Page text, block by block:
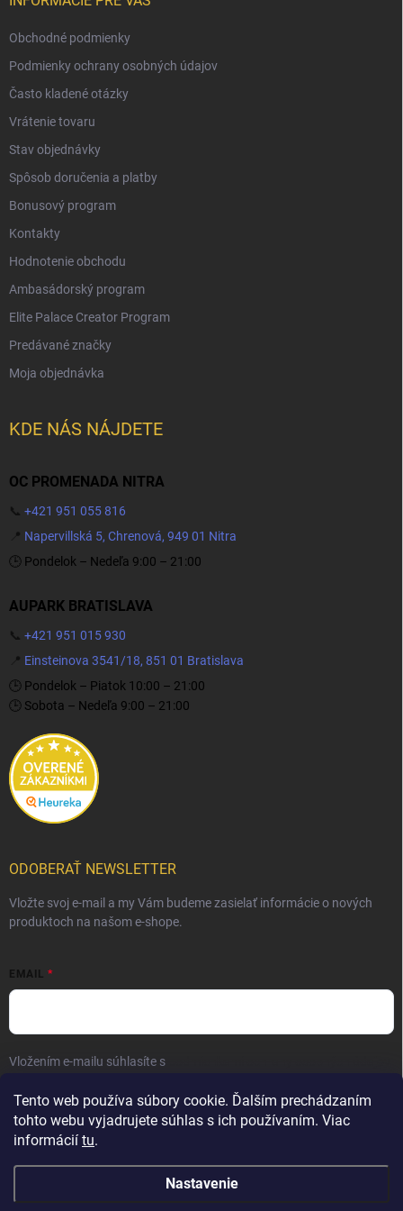
Tento web používa súbory cookie. Ďalším prechádzaním
tohto webu vyjadrujete súhlas s ich používaním. Viac
informácií tu.
Nastavenie
Obchodné podmienky
Podmienky ochrany osobných údajov
Často kladené otázky
Vrátenie tovaru
Stav objednávky
Spôsob doručenia a platby
Bonusový program
Kontakty
Hodnotenie obchodu
Ambasádorský program
Elite Palace Creator Program
Predávané značky
Moja objednávka
KDE NÁS NÁJDETE
OC PROMENADA NITRA
📞 +421 951 055 816
📍 Napervillská 5, Chrenová, 949 01 Nitra
🕒 Pondelok – Nedeľa 9:00 – 21:00
AUPARK BRATISLAVA
📞 +421 951 015 930
📍 Einsteinova 3541/18, 851 01 Bratislava
🕒 Pondelok – Piatok 10:00 – 21:00
🕒 Sobota – Nedeľa 9:00 – 21:00
ODOBERAŤ NEWSLETTER
Vložte svoj e-mail a my Vám budeme zasielať informácie o nových
produktoch na našom e-shope.
EMAIL
Vložením e-mailu súhlasíte s
Prihlásiť sa